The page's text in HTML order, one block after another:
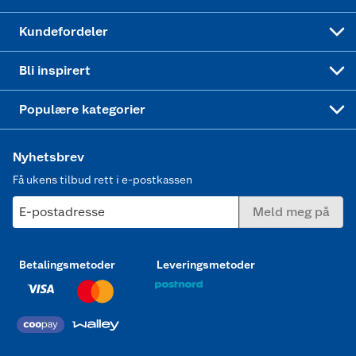
Kundefordeler
Bli inspirert
Populære kategorier
Nyhetsbrev
Få ukens tilbud rett i e-postkassen
E-postadresse Meld meg på
Betalingsmetoder Leveringsmetoder